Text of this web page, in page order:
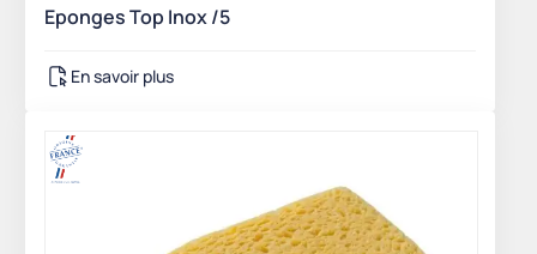
Eponges Top Inox /5
En savoir plus